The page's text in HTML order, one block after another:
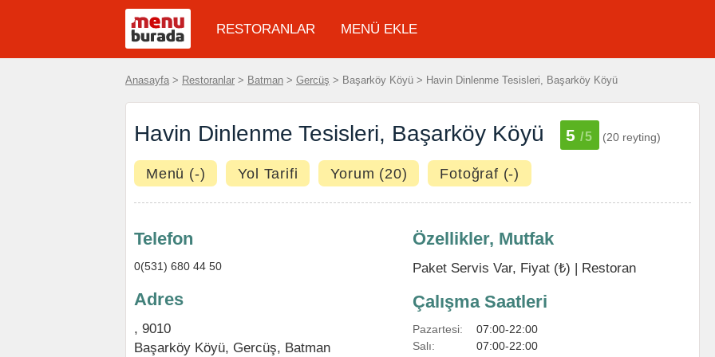
RESTORANLAR MENÜ EKLE
Anasayfa > Restoranlar > Batman > Gercüş > Başarköy Köyü > Havin Dinlenme Tesisleri, Başarköy Köyü
Havin Dinlenme Tesisleri, Başarköy Köyü 5 /5 (20 reyting)
Menü (-) Yol Tarifi Yorum (20) Fotoğraf (-)
Telefon
0(531) 680 44 50
Adres
, 9010
Başarköy Köyü, Gercüş, Batman
Özellikler, Mutfak
Paket Servis Var, Fiyat (₺) | Restoran
Çalışma Saatleri
Pazartesi:
07:00-22:00
Salı:
07:00-22:00